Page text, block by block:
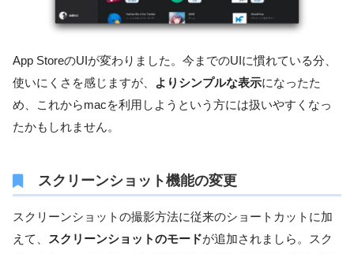
App StoreのUIが変わりました。今までのUIに慣れている分、
使いにくさを感じますが、
よりシンプルな表示になったた
め、これからmacを利用しようという方には扱いやすくなっ
たかもしれません。
スクリーンショット機能の変更
スクリーンショットの撮影方法に従来のショートカットに加
えて、
スクリーンショットのモードが追加されましら。スク